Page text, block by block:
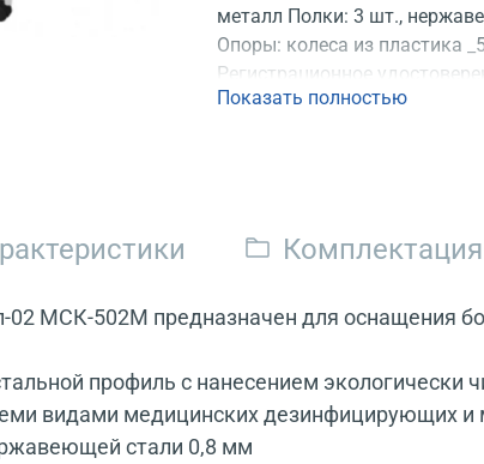
металл Полки: 3 шт.,
Опоры: колеса из пластика
Регистрационное
Показать полностью
Комплектация
МСК-502М предназначен для оснащения
профиль с нанесением экологически
видами медицинских дезинфицирующих
стали 0,8 мм